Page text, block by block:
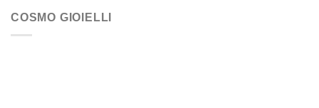
COSMO GIOIELLI